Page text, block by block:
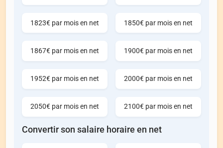
1823€ par mois en net 1850€ par mois en net
1867€ par mois en net 1900€ par mois en net
1952€ par mois en net 2000€ par mois en net
2050€ par mois en net 2100€ par mois en net
Convertir son salaire horaire en net